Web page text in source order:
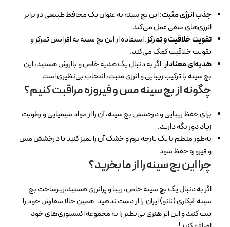
جذب انرژی مثبت: این بچ سینه به عنوان یک محافظ طبیعی در برابر
انرژی‌های منفی عمل می‌کند.
تقویت خلاقیت و تمرکز: استفاده از این بچ سینه به افزایش تمرکز و
تقویت خلاقیت کمک می‌کند.
هدیه‌ای معنادار: اگر به دنبال یک هدیه خاص و باارزش هستید، این
بچ سینه با ترکیب زیبایی و انرژی مثبت، انتخاب بی‌نظیری است.
چگونه از بج سینه مس و فیروزه مراقبت کنیم؟
برای حفظ زیبایی و درخشش بج سینه، آن را از مواد شیمیایی و رطوبت
زیاد دور نگه دارید.
به‌طور منظم با یک پارچه نرم و خشک آن را تمیز کنید تا درخشش مس
و فیروزه حفظ شود.
چرا این بج سینه را از ما بخرید؟
اگر به دنبال یک بچ سینه خاص، زیبا و پرانرژی هستید،زیرساخت بج
سینه آبکاری (نانو) ایران را از دست ندهید. همین حالا سفارش خود را
ثبت کنید و این اثر هنری بی‌نظیر را به مجموعه اکسسوری‌های خود